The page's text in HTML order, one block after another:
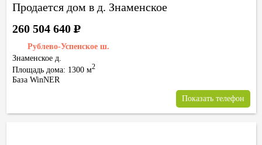
Продается дом в д. Знаменское
Рублево-Успенское ш.
Знаменское д.
Площадь дома: 1300 м2
260 504 640Р
База WinNER
Показать телефон